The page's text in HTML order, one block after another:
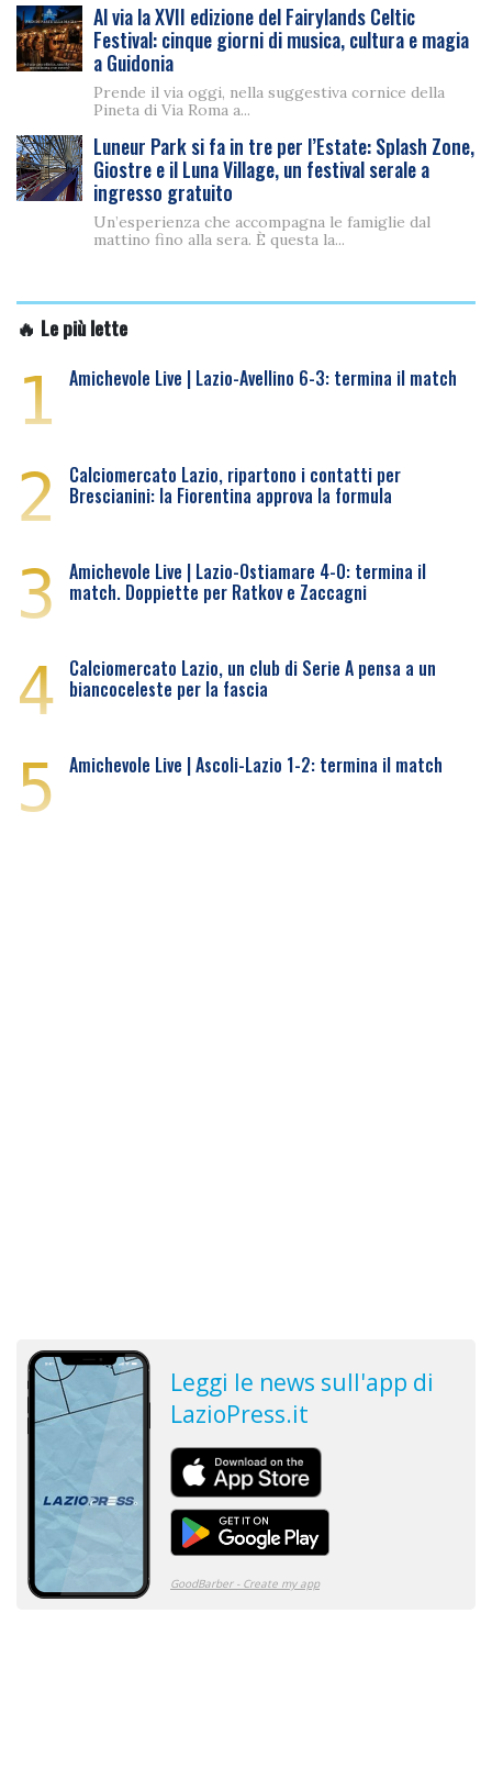
Al via la XVII edizione del Fairylands Celtic
Festival: cinque giorni di musica, cultura e magia
a Guidonia
Prende il via oggi, nella suggestiva cornice della
Pineta di Via Roma a...
Luneur Park si fa in tre per l’Estate: Splash Zone,
Giostre e il Luna Village, un festival serale a
ingresso gratuito
Un’esperienza che accompagna le famiglie dal
mattino fino alla sera. È questa la...
🔥 Le più lette
1 Amichevole Live | Lazio-Avellino 6-3: termina il match
2 Calciomercato Lazio, ripartono i contatti per
Brescianini: la Fiorentina approva la formula
3 Amichevole Live | Lazio-Ostiamare 4-0: termina il
match. Doppiette per Ratkov e Zaccagni
4 Calciomercato Lazio, un club di Serie A pensa a un
biancoceleste per la fascia
5 Amichevole Live | Ascoli-Lazio 1-2: termina il match